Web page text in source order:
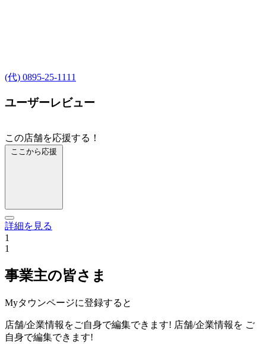
(代) 0895-25-1111
ユーザーレビュー
この店舗を応援する！
ここから応援
詳細を見る
1
1
事業主の皆さま
Myタウンページに登録すると
店舗/企業情報をご自身で編集できます! 店舗/企業情報を ご
自身で編集できます!